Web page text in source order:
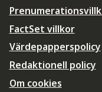
FactSet villkor
Värdepapperspolicy
Redaktionell policy
Om cookies